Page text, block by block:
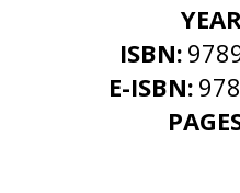
ISBN:
E-ISBN: